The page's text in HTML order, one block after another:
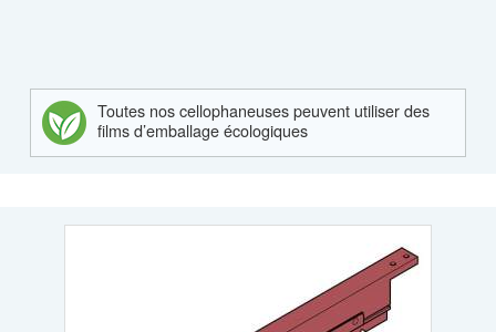
Toutes nos cellophaneuses peuvent utiliser des
films d’emballage écologiques